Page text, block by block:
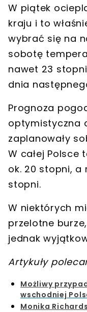
W piątek
kraju i to
wybrać się na
sobotę
nawet 23
dnia
Prognoza
optymistyczna
zaplanowały
W całej
ok. 20 stopni, a
stopni.
W niektórych
przelotne
jednak
Artykuły
Możliwy
wschodniej
Monika